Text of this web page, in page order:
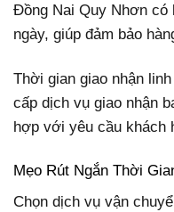
Đồng Nai Quy Nhơn có
ngày, giúp đảm bảo
Thời gian giao nhận
cấp dịch vụ giao nhận
hợp với yêu cầu khách
Mẹo Rút Ngắn Thời
Chọn dịch vụ vận